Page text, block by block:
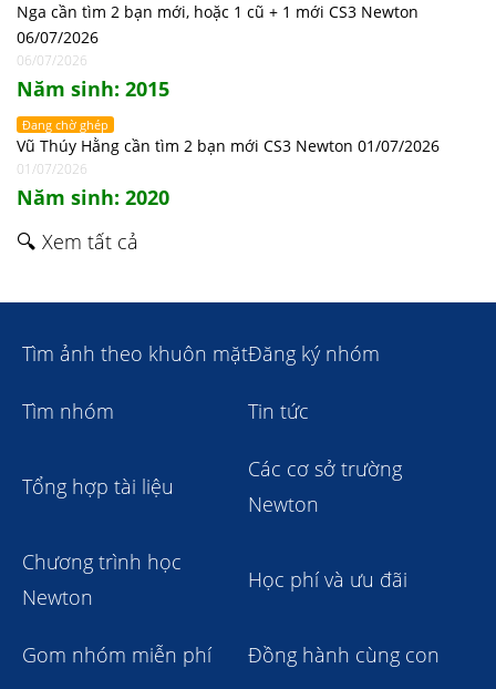
Nga cần tìm 2 bạn mới, hoặc 1 cũ + 1 mới CS3 Newton
06/07/2026
06/07/2026
Năm sinh: 2015
Đang chờ ghép
Vũ Thúy Hằng cần tìm 2 bạn mới CS3 Newton 01/07/2026
01/07/2026
Năm sinh: 2020
🔍 Xem tất cả
Tìm ảnh theo khuôn mặtĐăng ký nhóm
Tìm nhóm Tin tức
Tổng hợp tài liệu
Các cơ sở trường
Newton
Chương trình học
Newton
Học phí và ưu đãi
Gom nhóm miễn phí Đồng hành cùng con